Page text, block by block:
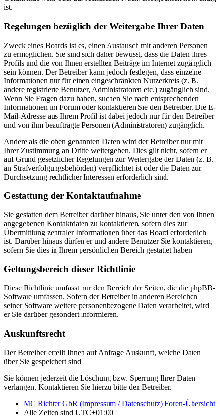
ist.
Regelungen bezüglich der Weitergabe Ihrer Daten
Zweck eines Boards ist es, einen Austausch mit anderen Personen
zu ermöglichen. Sie sind sich daher bewusst, dass die Daten Ihres
Profils und die von Ihnen erstellten Beiträge im Internet zugänglich
sein können. Der Betreiber kann jedoch festlegen, dass einzelne
Informationen nur für einen eingeschränkten Nutzerkreis (z. B.
andere registrierte Benutzer, Administratoren etc.) zugänglich sind.
Wenn Sie Fragen dazu haben, suchen Sie nach entsprechenden
Informationen im Forum oder kontaktieren Sie den Betreiber. Die E-
Mail-Adresse aus Ihrem Profil ist dabei jedoch nur für den Betreiber
und von ihm beauftragte Personen (Administratoren) zugänglich.
Andere als die oben genannten Daten wird der Betreiber nur mit
Ihrer Zustimmung an Dritte weitergeben. Dies gilt nicht, sofern er
auf Grund gesetzlicher Regelungen zur Weitergabe der Daten (z. B.
an Strafverfolgungsbehörden) verpflichtet ist oder die Daten zur
Durchsetzung rechtlicher Interessen erforderlich sind.
Gestattung der Kontaktaufnahme
Sie gestatten dem Betreiber darüber hinaus, Sie unter den von Ihnen
angegebenen Kontaktdaten zu kontaktieren, sofern dies zur
Übermittlung zentraler Informationen über das Board erforderlich
ist. Darüber hinaus dürfen er und andere Benutzer Sie kontaktieren,
sofern Sie dies in Ihrem persönlichen Bereich gestattet haben.
Geltungsbereich dieser Richtlinie
Diese Richtlinie umfasst nur den Bereich der Seiten, die die phpBB-
Software umfassen. Sofern der Betreiber in anderen Bereichen
seiner Software weitere personenbezogene Daten verarbeitet, wird
er Sie darüber gesondert informieren.
Auskunftsrecht
Der Betreiber erteilt Ihnen auf Anfrage Auskunft, welche Daten
über Sie gespeichert sind.
Sie können jederzeit die Löschung bzw. Sperrung Ihrer Daten
verlangen. Kontaktieren Sie hierzu bitte den Betreiber.
MC Richter GbR (Impressum / Datenschutz) Foren-Übersicht
Alle Zeiten sind UTC+01:00